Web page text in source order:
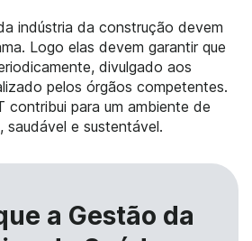
indústria da construção devem
Logo elas devem garantir que
divulgado aos
pelos órgãos competentes.
contribui para um ambiente de
saudável e sustentável.
a Gestão da